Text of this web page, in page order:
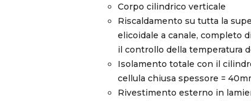
Corpo cilindrico verticale
Riscaldamento su tutta la
elicoidale a canale, completo
il controllo della temperatura
Isolamento totale con il
cellula chiusa spessore =
Rivestimento esterno in